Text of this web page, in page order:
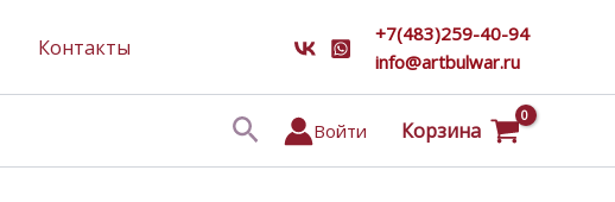
Контакты
+7(483)259-40-94
info@artbulwar.ru
ПоискВойти Корзина